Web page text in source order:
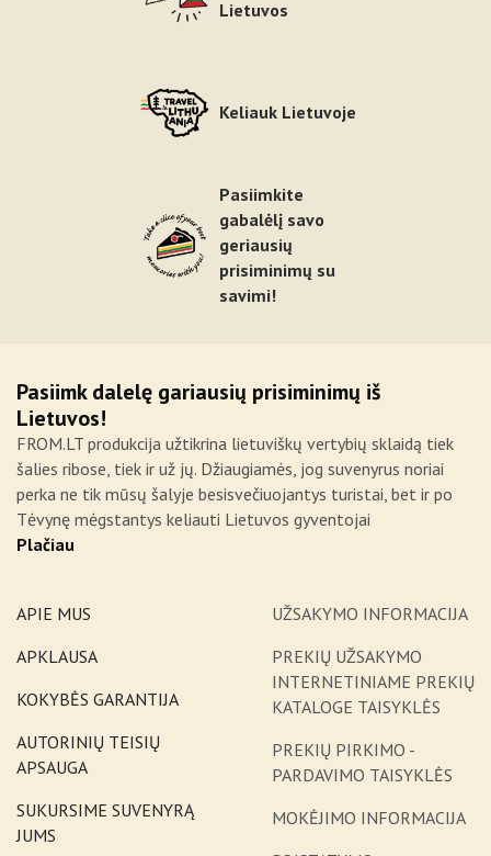
Lietuvos
Keliauk Lietuvoje
Pasiimkite
gabalėlį savo
geriausių
prisiminimų su
savimi!
Pasiimk dalelę gariausių prisiminimų iš
Lietuvos!
FROM.LT produkcija užtikrina lietuviškų vertybių sklaidą tiek
šalies ribose, tiek ir už jų. Džiaugiamės, jog suvenyrus noriai
perka ne tik mūsų šalyje besisvečiuojantys turistai, bet ir po
Tėvynę mėgstantys keliauti Lietuvos gyventojai
Plačiau
APIE MUS
APKLAUSA
KOKYBĖS GARANTIJA
AUTORINIŲ TEISIŲ
APSAUGA
SUKURSIME SUVENYRĄ
JUMS
UŽSAKYMO INFORMACIJA
PREKIŲ UŽSAKYMO
INTERNETINIAME PREKIŲ
KATALOGE TAISYKLĖS
PREKIŲ PIRKIMO -
PARDAVIMO TAISYKLĖS
MOKĖJIMO INFORMACIJA